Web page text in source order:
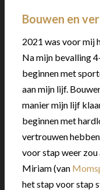
Bouwen en
2021 was voor mij
Na mijn bevalling
beginnen met
aan mijn lijf.
manier mijn lijf
beginnen met
vertrouwen
voor stap weer zou
Miriam (van
het stap voor stap